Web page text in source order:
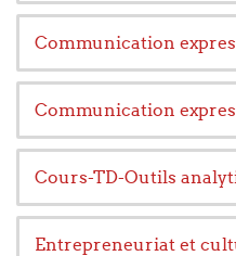
Communication
Communication
Cours-TD-Outils
Entrepreneuriat et